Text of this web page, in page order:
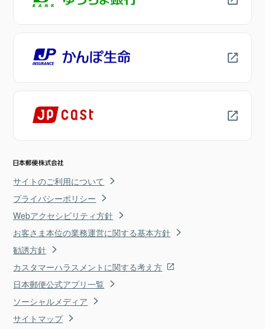
サイトのご利用について
プライバシーポリシー
Webアクセシビリティ方針
お客さま本位の業務運営に関する基本方針
勧誘方針
カスタマーハラスメントに関する考え方
日本郵便公式アプリ一覧
ソーシャルメディア
サイトマップ